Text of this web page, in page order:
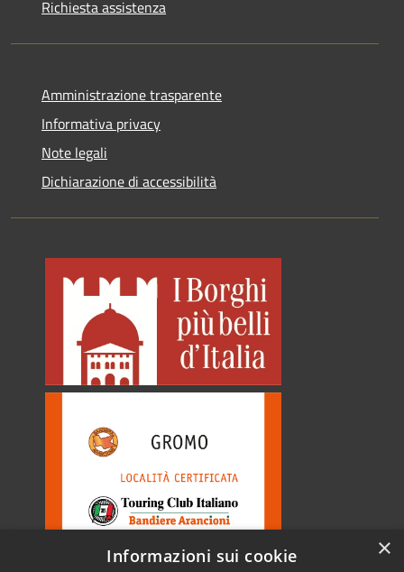
Richiesta assistenza
Amministrazione trasparente
Informativa privacy
Note legali
Dichiarazione di accessibilità
×
Informazioni sui cookie